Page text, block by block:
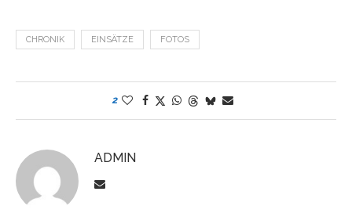
CHRONIK EINSÄTZE FOTOS
2
ADMIN